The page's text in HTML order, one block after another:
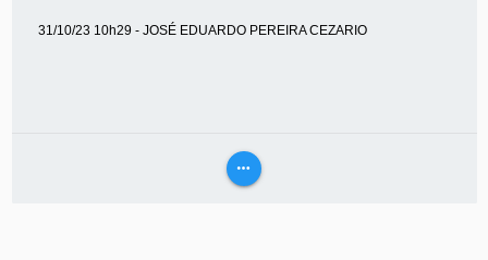
31/10/23 10h29 - JOSÉ EDUARDO PEREIRA CEZARIO
more_horiz